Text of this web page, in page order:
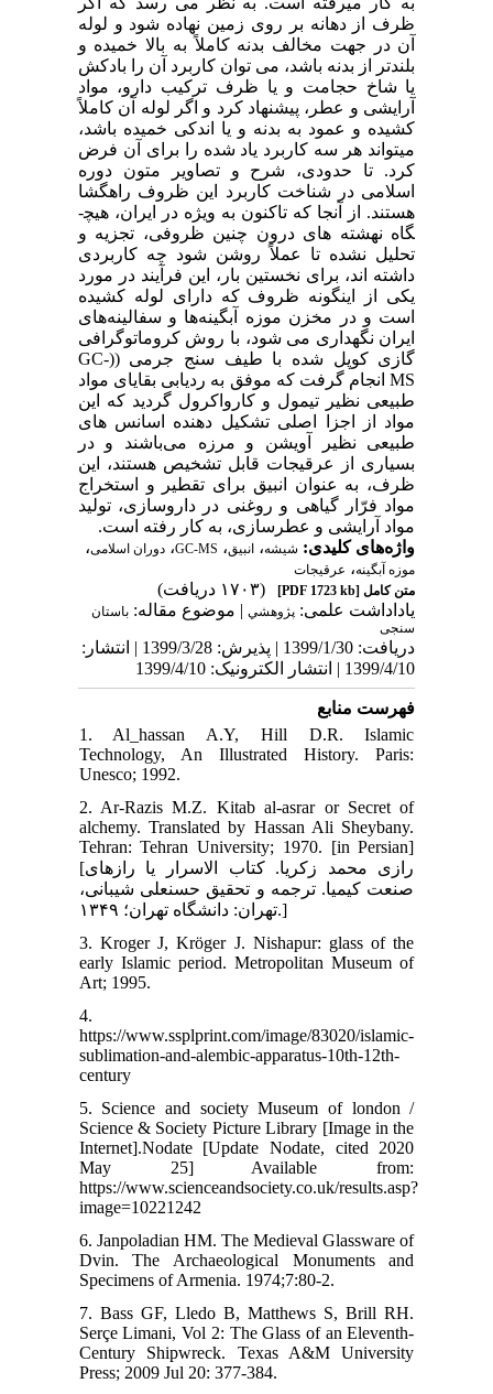
ظرف از دهانه بر روی زمین نهاده شود و لوله
آن در جهت مخالف بدنه کاملاً به­ بالا خمیده و
بلندتر از بدنه باشد، می ­توان کاربرد آن را بادکش
یا شاخ حجامت و یا ظرف ترکیب دارو، مواد
آرایشی و عطر، پیشنهاد کرد و اگر لوله آن کاملاً
کشیده و عمود به­ بدنه و یا اندکی خمیده باشد،
می­تواند هر سه کاربرد یاد شده را برای آن فرض
کرد. تا حدودی، شرح و تصاویر متون دوره
اسلامی در شناخت کاربرد این ظروف راه­گشا
هستند.از آنجا که تاکنون به­ ویژه در ایران، هیچ­
گاه نهشته­ های درون چنین ظروفی، تجزیه و
تحلیل نشده تا عملاً روشن شود چه کاربردی
داشته­ اند، برای نخستین­ بار، این فرآیند در مورد
یکی از این­گونه ظروف که دارای لوله کشیده
است و در مخزن موزه آبگینهها و سفالینههای
ایران نگهداری می­ شود، با روش کروماتوگرافی
گازی کوپل شده با طیف­ سنج جرمی(
(GC-
MSانجام گرفت که موفق به ردیابی بقایای مواد
طبیعی نظیر تیمول و کارواکرول گردید که این
مواد از اجزا اصلی تشکیل دهنده اسانس های
طبیعی نظیر آویشن و مرزه می‌باشند و در
بسیاری از عرقیجات قابل تشخیص هستند، این
ظرف، به عنوان انبیق برای تقطیر و استخراج
مواد فرّار گیاهی و روغنی در داروسازی، تولید
مواد آرایشی و عطرسازی، به­ کار رفته­ است.
واژه‌های کلیدی: شیشه، انبیق، GC-MS، دوران اسلامی،
موزه آبگینه، عرقیجات
متن کامل[PDF 1723 kb]
(۱۷۰۳ دریافت)
یاداداشت علمی: پژوهشي| موضوع مقاله: باستان
سنجی
دریافت: 1399/1/30 | پذیرش: 1399/3/28 | انتشار:
1399/4/10 | انتشار الکترونیک: 1399/4/10
فهرست منابع
1. Al_hassan A.Y, Hill D.R. Islamic
Technology, An Illustrated History. Paris:
Unesco; 1992.
2. Ar-Razis M.Z. Kitab al-asrar or Secret of
alchemy. Translated by Hassan Ali Sheybany.
Tehran: Tehran University; 1970. [in Persian]
[رازی محمد زکریا. کتاب الاسرار یا رازهای
صنعت کیمیا. ترجمه و تحقیق حسن‏علی شیبانی،
تهران: دانشگاه تهران؛ ۱۳۴۹.]
3. Kroger J, Kröger J. Nishapur: glass of the
early Islamic period. Metropolitan Museum of
Art; 1995.
4.
https://www.ssplprint.com/image/83020/islamic-
sublimation-and-alembic-apparatus-10th-12th-
century
5. Science and society Museum of london /
Science & Society Picture Library [Image in the
Internet].Nodate [Update Nodate, cited 2020
May 25] Available from:
https://www.scienceandsociety.co.uk/results.asp?
image=10221242
6. Janpoladian HM. The Medieval Glassware of
Dvin. The Archaeological Monuments and
Specimens of Armenia. 1974;7:80-2.
7. Bass GF, Lledo B, Matthews S, Brill RH.
Serçe Limani, Vol 2: The Glass of an Eleventh-
Century Shipwreck. Texas A&M University
Press; 2009 Jul 20: 377-384.